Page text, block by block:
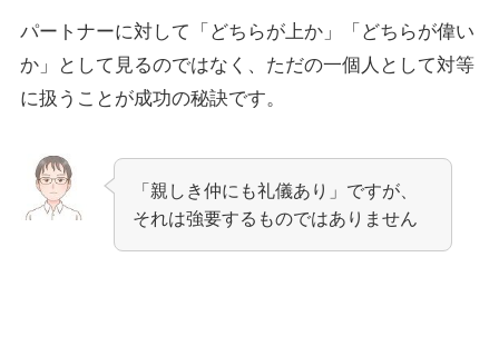
パートナーに対して「どちらが上か」「どちらが偉い
か」として見るのではなく、ただの一個人として対等
に扱うことが成功の秘訣です。
「親しき仲にも礼儀あり」ですが、
それは強要するものではありません